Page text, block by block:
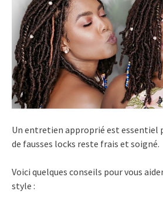
Un entretien approprié est essentiel
de fausses locks reste frais et soigné.
Voici quelques conseils pour vous
style :